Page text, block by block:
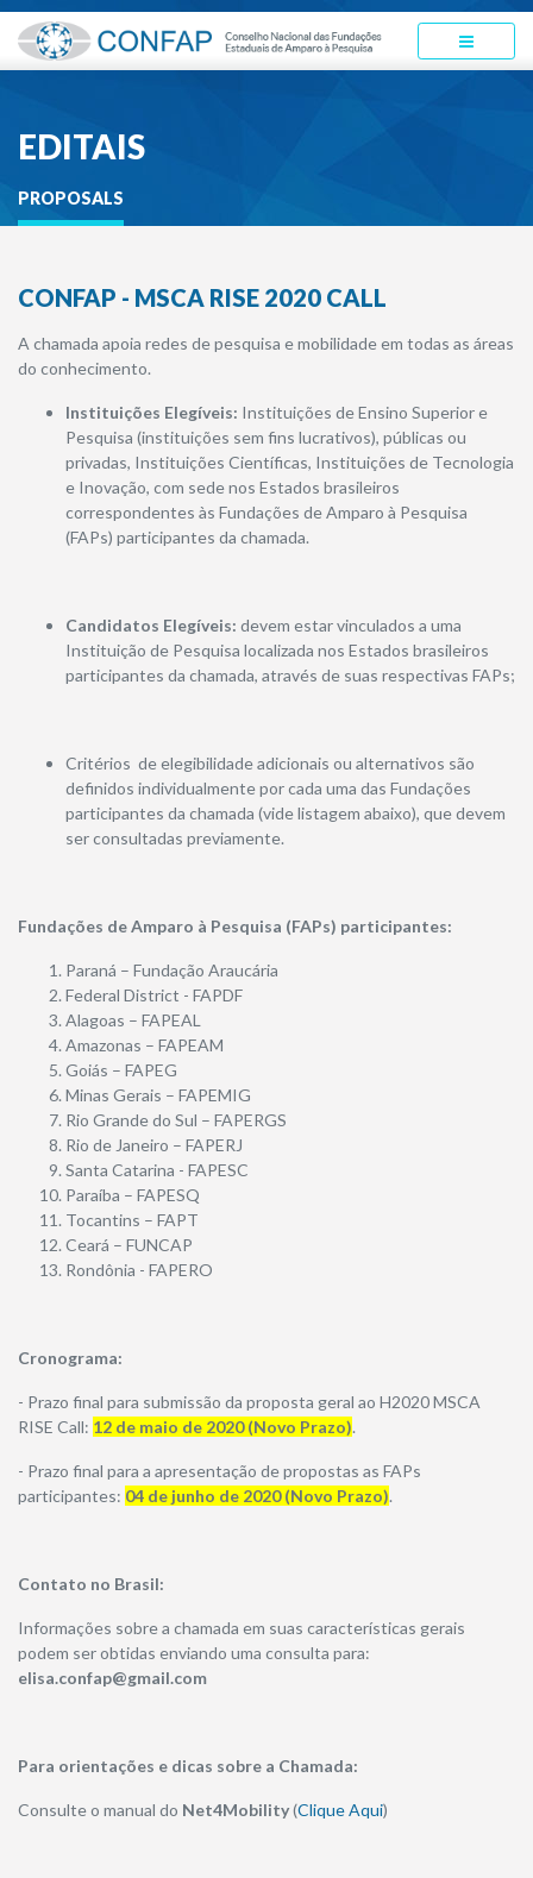
EDITAIS
PROPOSALS
CONFAP - MSCA RISE 2020 CALL
A chamada apoia redes de pesquisa e mobilidade em todas as áreas
do conhecimento.
Instituições Elegíveis: Instituições de Ensino Superior e
Pesquisa (instituições sem fins lucrativos), públicas ou
privadas, Instituições Científicas, Instituições de Tecnologia
e Inovação, com sede nos Estados brasileiros
correspondentes às Fundações de Amparo à Pesquisa
(FAPs) participantes da chamada.
Candidatos Elegíveis: devem estar vinculados a uma
Instituição de Pesquisa localizada nos Estados brasileiros
participantes da chamada, através de suas respectivas FAPs;
Critérios de elegibilidade adicionais ou alternativos são
definidos individualmente por cada uma das Fundações
participantes da chamada (vide listagem abaixo), que devem
ser consultadas previamente.
Fundações de Amparo à Pesquisa (FAPs) participantes:
Paraná – Fundação Araucária
Federal District - FAPDF
Alagoas – FAPEAL
Amazonas – FAPEAM
Goiás – FAPEG
Minas Gerais – FAPEMIG
Rio Grande do Sul – FAPERGS
Rio de Janeiro – FAPERJ
Santa Catarina - FAPESC
Paraíba – FAPESQ
Tocantins – FAPT
Ceará – FUNCAP
Rondônia - FAPERO
Cronograma:
- Prazo final para submissão da proposta geral ao H2020 MSCA
RISE Call: 12 de maio de 2020 (Novo Prazo).
- Prazo final para a apresentação de propostas as FAPs
participantes: 04 de junho de 2020 (Novo Prazo).
Contato no Brasil:
Informações sobre a chamada em suas características gerais
podem ser obtidas enviando uma consulta para:
elisa.confap@gmail.com
Para orientações e dicas sobre a Chamada:
Consulte o manual do Net4Mobility(Clique Aqui)